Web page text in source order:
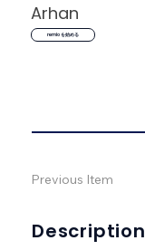
Arhan
remio を始める
Description
Previous Item